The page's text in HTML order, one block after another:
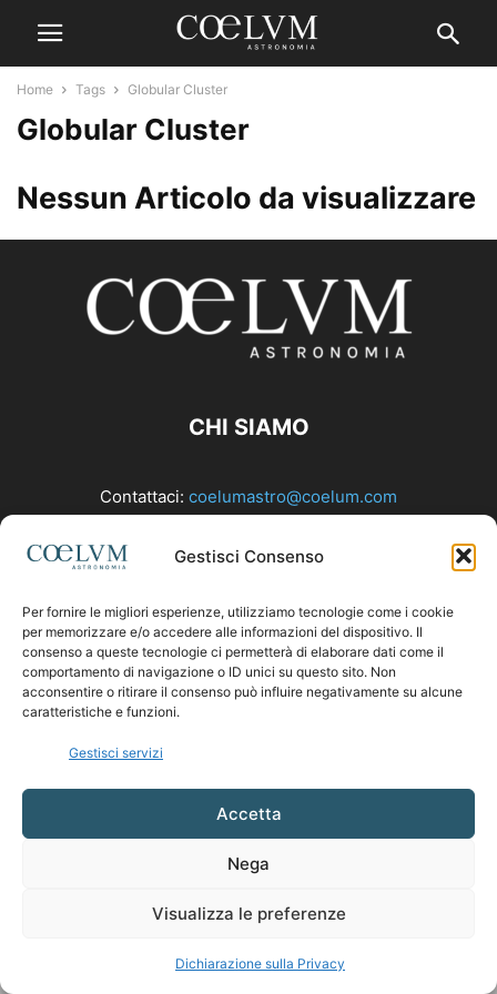
Gestisci Consenso
Per fornire le migliori esperienze, utilizziamo tecnologie come i cookie
per memorizzare e/o accedere alle informazioni del dispositivo. Il
consenso a queste tecnologie ci permetterà di elaborare dati come il
comportamento di navigazione o ID unici su questo sito. Non
acconsentire o ritirare il consenso può influire negativamente su alcune
caratteristiche e funzioni.
Gestisci servizi
Accetta
Nega
Visualizza le preferenze
Dichiarazione sulla Privacy
Home Tags Globular Cluster
Globular Cluster
Nessun Articolo da visualizzare
CHI SIAMO
Contattaci: coelumastro@coelum.com
SEGUICI